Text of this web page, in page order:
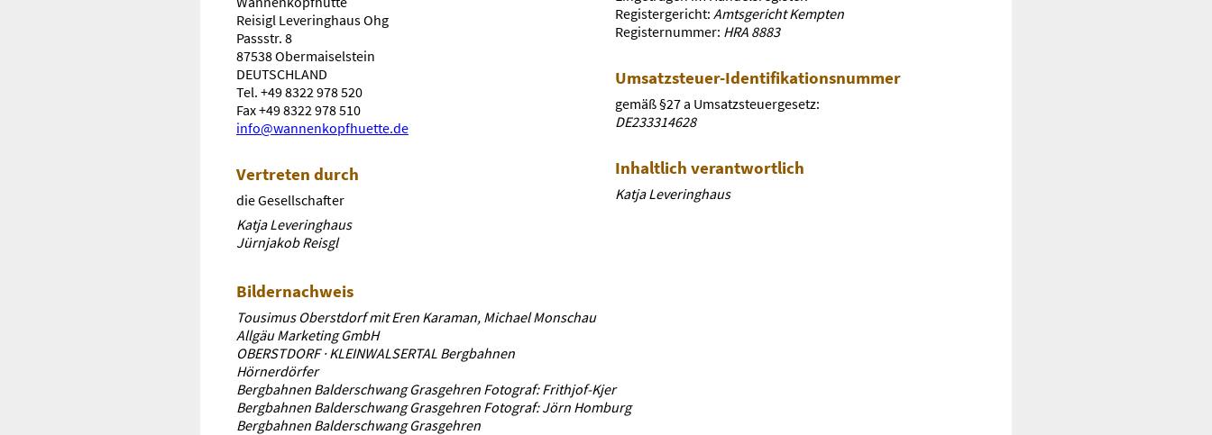
Reisigl Leveringhaus Ohg
Passstr. 8
87538 Obermaiselstein
DEUTSCHLAND
Tel. +49 8322 978 520
Fax +49 8322 978 510
info@wannenkopfhuette.de
Vertreten durch
die Gesellschafter
Katja Leveringhaus
Jürnjakob Reisgl
Registergericht: Amtsgericht Kempten
Registernummer: HRA 8883
Umsatzsteuer-Identifikationsnummer
gemäß §27 a Umsatzsteuergesetz:
DE233314628
Inhaltlich verantwortlich
Katja Leveringhaus
Bildernachweis
Tousimus Oberstdorf mit Eren Karaman, Michael Monschau
Allgäu Marketing GmbH
OBERSTDORF · KLEINWALSERTAL Bergbahnen
Hörnerdörfer
Bergbahnen Balderschwang Grasgehren Fotograf: Frithjof-Kjer
Bergbahnen Balderschwang Grasgehren Fotograf: Jörn Homburg
Bergbahnen Balderschwang Grasgehren